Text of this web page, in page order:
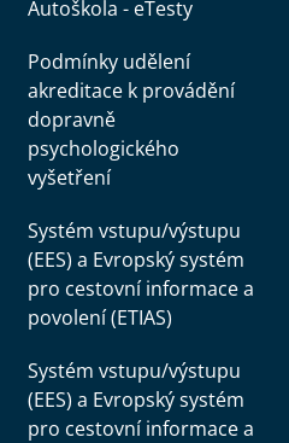
Autoškola - eTesty
Podmínky udělení
akreditace k provádění
dopravně
psychologického
vyšetření
Systém vstupu/výstupu
(EES) a Evropský systém
pro cestovní informace a
povolení (ETIAS)
Systém vstupu/výstupu
(EES) a Evropský systém
pro cestovní informace a